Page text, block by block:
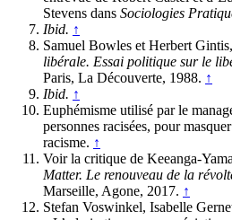
Stevens dans Sociologies
Ibid. ↑
Samuel Bowles et Herbert Gintis,
libérale. Essai politique sur le
Paris, La Découverte, 1988. ↑
Ibid. ↑
Euphémisme utilisé par le
personnes racisées, pour
racisme. ↑
Voir la critique de Keeanga-
Matter. Le renouveau de la
Marseille, Agone, 2017. ↑
Stefan Voswinkel, Isabelle